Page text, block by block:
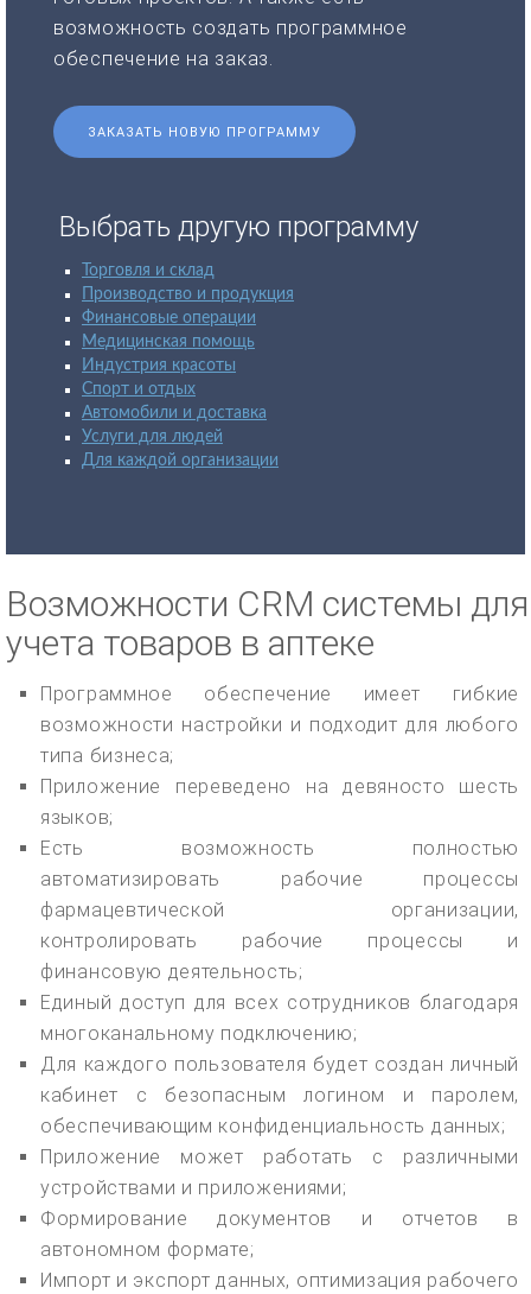
возможность создать программное
обеспечение на заказ.
ЗАКАЗАТЬ НОВУЮ ПРОГРАММУ
Выбрать другую программу
Торговля и склад
Производство и продукция
Финансовые операции
Медицинская помощь
Индустрия красоты
Спорт и отдых
Автомобили и доставка
Услуги для людей
Для каждой организации
Возможности CRM системы для
учета товаров в аптеке
Программное обеспечение имеет гибкие
возможности настройки и подходит для любого
типа бизнеса;
Приложение переведено на девяносто шесть
языков;
Есть возможность полностью
автоматизировать рабочие процессы
фармацевтической организации,
контролировать рабочие процессы и
финансовую деятельность;
Единый доступ для всех сотрудников благодаря
многоканальному подключению;
Для каждого пользователя будет создан личный
кабинет с безопасным логином и паролем,
обеспечивающим конфиденциальность данных;
Приложение может работать с различными
устройствами и приложениями;
Формирование документов и отчетов в
автономном формате;
Импорт и экспорт данных, оптимизация рабочего